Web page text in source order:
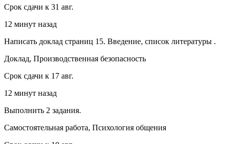
Срок сдачи к 31 авг.
12 минут назад
Написать доклад страниц 15. Введение, список литературы .
Доклад, Производственная безопасность
Срок сдачи к 17 авг.
12 минут назад
Выполнить 2 задания.
Самостоятельная работа, Психология общения